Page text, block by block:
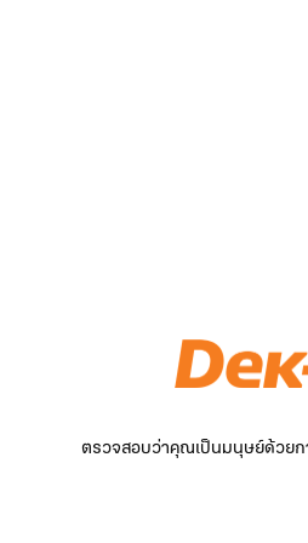
ตรวจสอบว่าคุณเป็นมนุษย์ด้วยก